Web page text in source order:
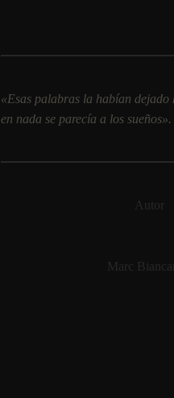
«Esas palabras la habí­an
en nada se parecí­a a los sueños».
Autor
Marc